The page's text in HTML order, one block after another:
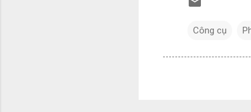
Công cụ